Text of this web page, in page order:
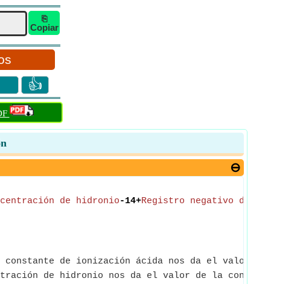
⎘
Copiar
👍
de hidronio-14+Registro negativo de la
de ionización ácida nos da el valor de la
de hidronio nos da el valor de la